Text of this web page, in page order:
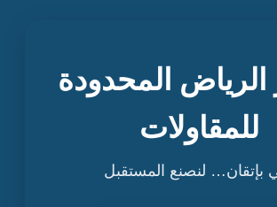
الرياض المحدودة
للمقاولات
بإتقان… لنصنع المستقبل